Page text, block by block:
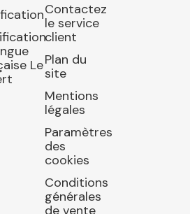
Le
Contactez
le service
client
Plan du
site
Mentions
légales
Paramètres
des
cookies
Conditions
générales